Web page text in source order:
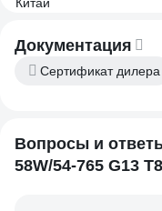
Документация
Сертификат дилера
Вопросы и
58W/54-765 G13